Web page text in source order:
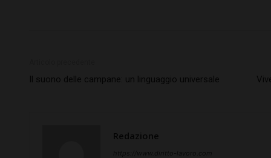
Il suono delle campane: un linguaggio universale
Redazione